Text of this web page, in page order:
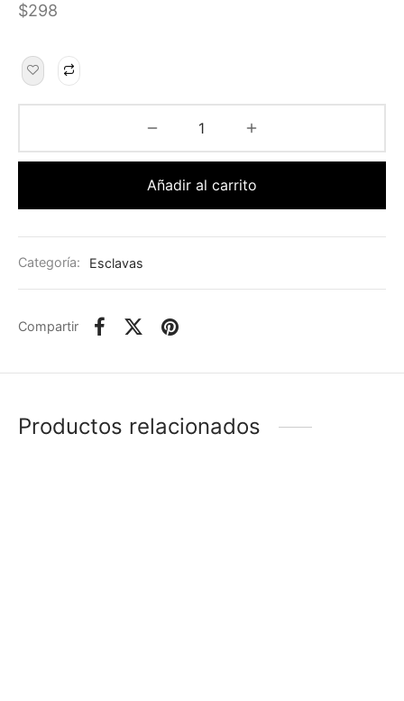
$298
Añadir al carrito
Categoría: Esclavas
Compartir
Productos relacionados